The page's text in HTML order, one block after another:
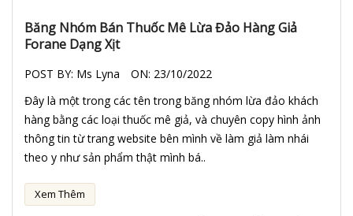
Băng Nhóm Bán Thuốc Mê Lừa Đảo Hàng Giả
Forane Dạng Xịt
POST BY: Ms Lyna ON: 23/10/2022
Đây là một trong các tên trong băng nhóm lừa đảo khách
hàng bằng các loại thuốc mê giả, và chuyên copy hình ảnh
thông tin từ trang website bên mình về làm giả làm nhái
theo y như sản phẩm thật mình bá..
Xem Thêm